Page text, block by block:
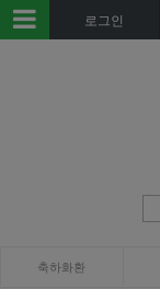
로그인
축하화환